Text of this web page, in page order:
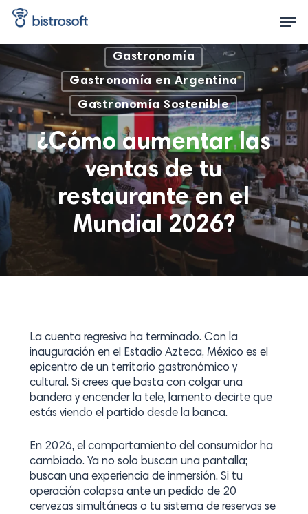
Skip
content
Gastronomía
Gastronomía en Argentina
Gastronomía Sostenible
¿Cómo aumentar las
ventas de tu
restaurante en el
Mundial 2026?
La cuenta regresiva ha terminado. Con la
inauguración en el Estadio Azteca, México es el
epicentro de un territorio gastronómico y
cultural. Si crees que basta con colgar una
bandera y encender la tele, lamento decirte que
estás viendo el partido desde la banca.
En 2026, el comportamiento del consumidor ha
cambiado. Ya no solo buscan una pantalla;
buscan una experiencia de inmersión. Si tu
operación colapsa ante un pedido de 20
cervezas simultáneas o tu sistema de reservas se